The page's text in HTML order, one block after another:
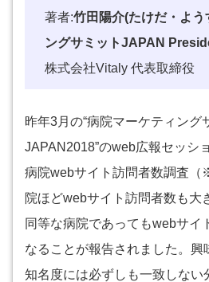
著者:竹田陽介(たけだ・よう
ングサミットJAPAN
株式会社Vitaly 代表取締役
昨年3月の“病院マーケティング
JAPAN2018”のweb広報セッシ
病院webサイト訪問者数調査
院ほどwebサイト訪問者数も大
同等な病院であってもwebサイ
なることが報告されました。興
知名度には必ずしも一致しない